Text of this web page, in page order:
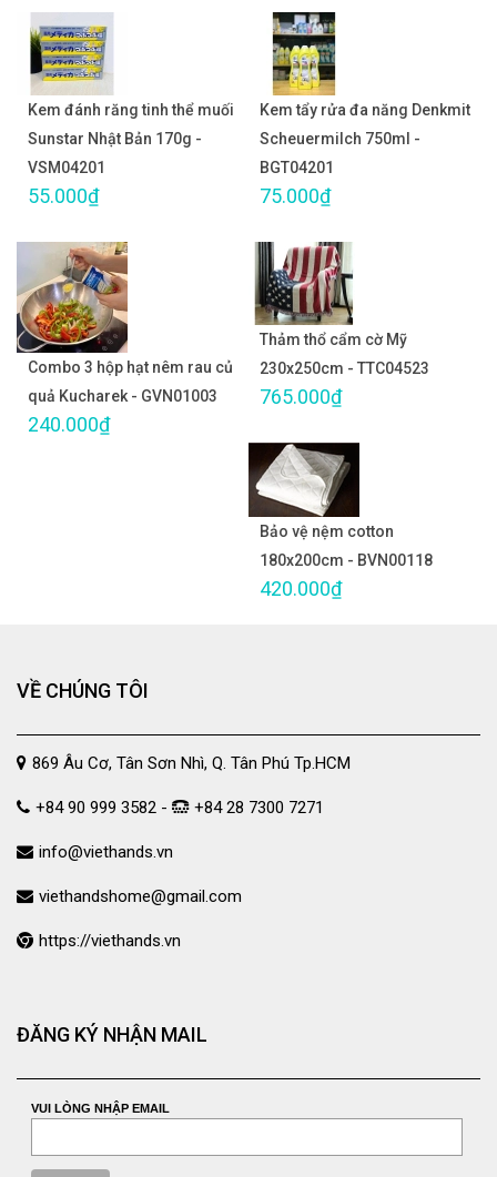
Kem đánh răng tinh thể muối
Sunstar Nhật Bản 170g -
VSM04201
55.000₫
Kem tẩy rửa đa năng Denkmit
Scheuermilch 750ml -
BGT04201
75.000₫
Combo 3 hộp hạt nêm rau củ
quả Kucharek - GVN01003
240.000₫
Thảm thổ cẩm cờ Mỹ
230x250cm - TTC04523
765.000₫
Bảo vệ nệm cotton
180x200cm - BVN00118
420.000₫
VỀ CHÚNG TÔI
869 Âu Cơ, Tân Sơn Nhì, Q. Tân Phú Tp.HCM
+84 90 999 3582 - +84 28 7300 7271
info@viethands.vn
viethandshome@gmail.com
https://viethands.vn
ĐĂNG KÝ NHẬN MAIL
VUI LÒNG NHẬP EMAIL